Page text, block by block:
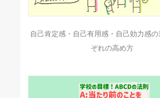
自己肯定感・自己有用感・自己効力感
ぞれの高め方